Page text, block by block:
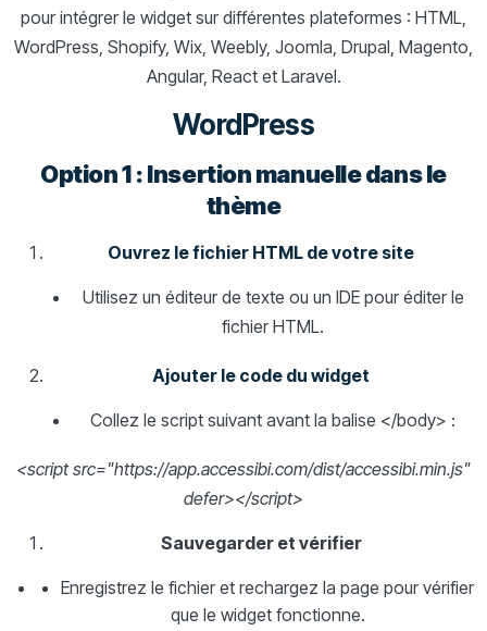
pour intégrer le widget sur différentes plateformes : HTML,
WordPress, Shopify, Wix, Weebly, Joomla, Drupal, Magento,
Angular, React et Laravel.
WordPress
Option 1 : Insertion manuelle dans le
thème
Ouvrez le fichier HTML de votre site
Utilisez un éditeur de texte ou un IDE pour éditer le
fichier HTML.
Ajouter le code du widget
Collez le script suivant avant la balise </body> :
<script src="https://app.accessibi.com/dist/accessibi.min.js"
defer></script>
Sauvegarder et vérifier
Enregistrez le fichier et rechargez la page pour vérifier
que le widget fonctionne.